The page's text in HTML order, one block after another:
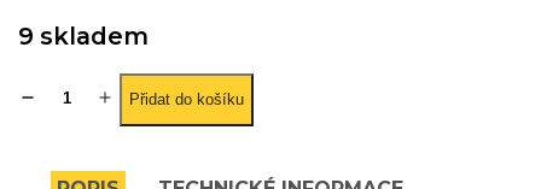
9 skladem
kolečko
428/16
Přidat do košíku